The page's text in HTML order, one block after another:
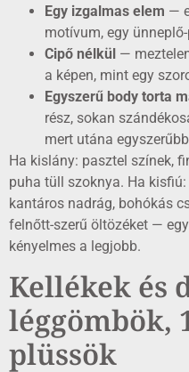
Egy izgalmas elem —
motívum, egy
Cipő nélkül —
a képen, mint egy
Egyszerű body torta
rész, sokan
mert utána
Ha kislány: pasztel színek,
puha tüll szoknya. Ha
kantáros nadrág, bohókás
felnőtt-szerű öltözéket —
kényelmes a legjobb.
Kellékek és
léggömbök,
plüssök